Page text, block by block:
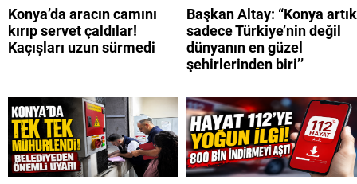
Konya’da aracın camını
kırıp servet çaldılar!
Kaçışları uzun sürmedi
Başkan Altay: “Konya artık
sadece Türkiye’nin değil
dünyanın en güzel
şehirlerinden biri’’